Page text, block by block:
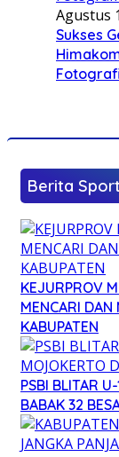
Agustus
Sukses
Berita Sport
KEJURPROV
MENCARI DAN
KABUPATEN
PSBI BLITAR
BABAK 32